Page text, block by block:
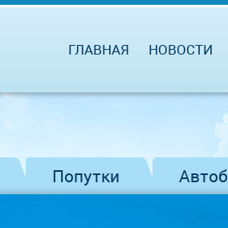
ГЛАВНАЯ НОВОСТИ
Попутки